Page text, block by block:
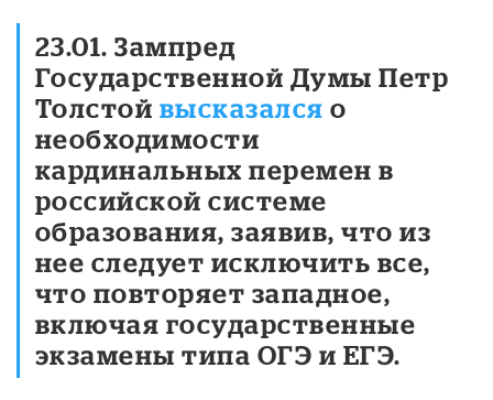
23.01. Зампред
Государственной Думы Петр
Толстой высказался о
необходимости
кардинальных перемен в
российской системе
образования, заявив, что из
нее следует исключить все,
что повторяет западное,
включая государственные
экзамены типа ОГЭ и ЕГЭ.